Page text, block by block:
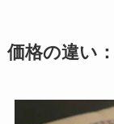
価格の違い